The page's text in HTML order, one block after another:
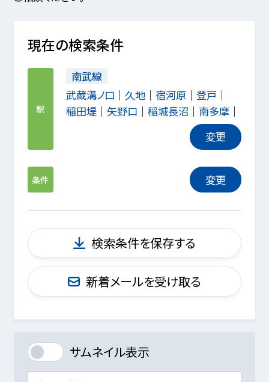
現在の検索条件
駅
南武線
武蔵溝ノ口
久地 宿河原
登戸
稲田堤
矢野口 稲城長沼
南多摩
変更
条件 変更
検索条件を保存する
新着メールを受け取る
サムネイル表示